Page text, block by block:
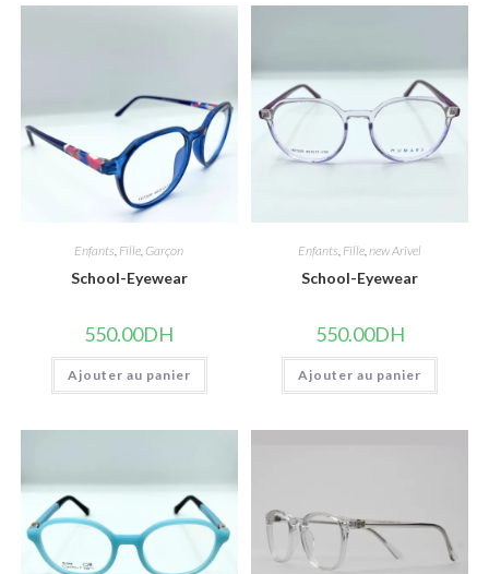
Enfants, Fille, Garçon
School-Eyewear
550.00DH
Ajouter au panier
Enfants, Fille,new Arivel
School-Eyewear
550.00DH
Ajouter au panier